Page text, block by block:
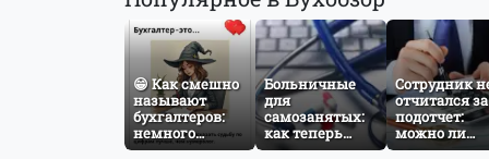
Главная
Сдать отчёт
Тарифы
Оплата
😁 Как смешно
называют
бухгалтеров:
немного
профессионального
Больничные
для
самозанятых:
как теперь
работает
Сотрудник
отчитался за
подотчет:
можно ли
удержать